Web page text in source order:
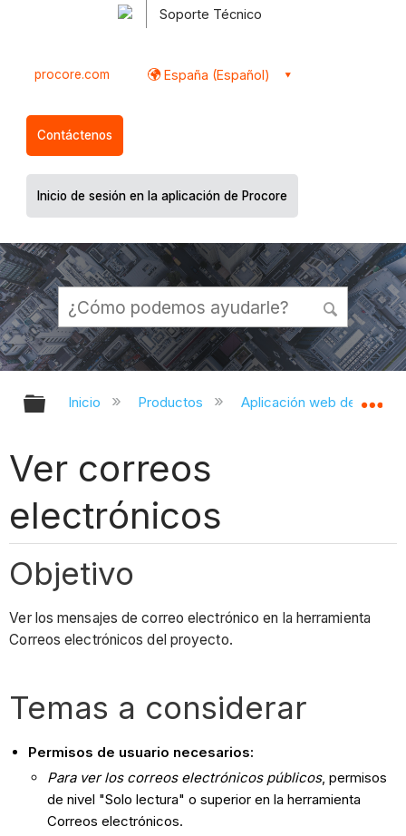
Soporte Técnico
procore.com España (Español)
Contáctenos
Inicio de sesión en la aplicación de Procore
Expandir/contraer jerarquía global
Inicio Productos Aplicación web de
Ver correos
electrónicos
Objetivo
Ver los mensajes de correo electrónico en la herramienta
Correos electrónicos del proyecto.
Temas a considerar
Permisos de usuario necesarios:
Para ver los correos electrónicos públicos, permisos
de nivel "Solo lectura" o superior en la herramienta
Correos electrónicos.